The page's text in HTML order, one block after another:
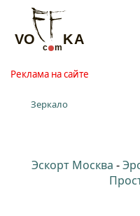
Реклама на сайте
Зеркало
Эскорт Москва -